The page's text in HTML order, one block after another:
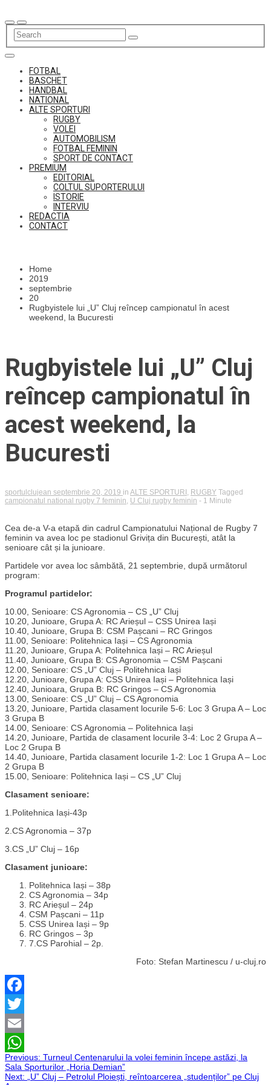
to
content
FOTBAL
BASCHET
HANDBAL
NATIONAL
ALTE SPORTURI
RUGBY
VOLEI
AUTOMOBILISM
FOTBAL FEMININ
SPORT DE CONTACT
PREMIUM
EDITORIAL
COLTUL SUPORTERULUI
ISTORIE
INTERVIU
REDACTIA
CONTACT
Home
2019
septembrie
20
Rugbyistele lui „U” Cluj reîncep campionatul în acest
weekend, la Bucuresti
Rugbyistele lui „U” Cluj
reîncep campionatul în
acest weekend, la
Bucuresti
sportulclujean septembrie 20, 2019 in ALTE SPORTURI RUGBY Tagged
campionatul national rugby 7 feminin U Cluj rugby feminin - 1 Minute
Cea de-a V-a etapă din cadrul Campionatului Național de Rugby 7
feminin va avea loc pe stadionul Grivița din București, atât la
senioare cât și la junioare.
Partidele vor avea loc sâmbătă, 21 septembrie, după următorul
program:
Programul partidelor:
10.00, Senioare: CS Agronomia – CS „U” Cluj
10.20, Junioare, Grupa A: RC Arieșul – CSS Unirea Iași
10.40, Junioare, Grupa B: CSM Pașcani – RC Gringos
11.00, Senioare: Politehnica Iași – CS Agronomia
11.20, Junioare, Grupa A: Politehnica Iași – RC Arieșul
11.40, Junioare, Grupa B: CS Agronomia – CSM Pașcani
12.00, Senioare: CS „U” Cluj – Politehnica Iași
12.20, Junioare, Grupa A: CSS Unirea Iași – Politehnica Iași
12.40, Junioara, Grupa B: RC Gringos – CS Agronomia
13.00, Senioare: CS „U” Cluj – CS Agronomia
13.20, Junioare, Partida clasament locurile 5-6: Loc 3 Grupa A – Loc
3 Grupa B
14.00, Senioare: CS Agronomia – Politehnica Iași
14.20, Junioare, Partida de clasament locurile 3-4: Loc 2 Grupa A –
Loc 2 Grupa B
14.40, Junioare, Partida clasament locurile 1-2: Loc 1 Grupa A – Loc
2 Grupa B
15.00, Senioare: Politehnica Iași – CS „U” Cluj
Clasament senioare:
1.Politehnica Iași-43p
2.CS Agronomia – 37p
3.CS „U” Cluj – 16p
Clasament junioare:
Politehnica Iași – 38p
CS Agronomia – 34p
RC Arieșul – 24p
CSM Pașcani – 11p
CSS Unirea Iași – 9p
RC Gringos – 3p
7.CS Parohial – 2p.
Foto: Stefan Martinescu / u-cluj.ro
Facebook
Twitter
Email
WhatsApp
Navigare
Previous: Turneul Centenarului la volei feminin începe astăzi, la
Sala Sporturilor „Horia Demian”
Next:
„U” Cluj – Petrolul Ploiești, reîntoarcerea „studenților” pe Cluj